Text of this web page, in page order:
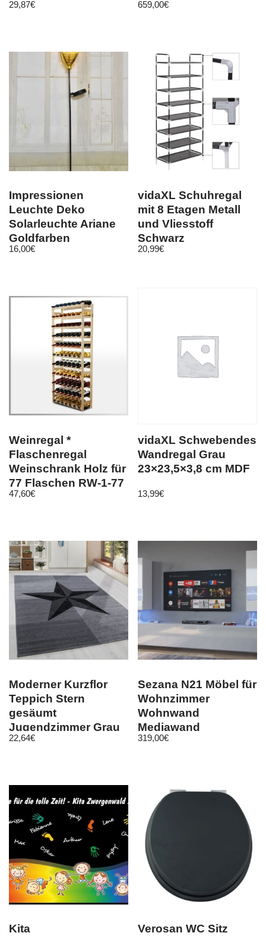
Grau Farben
29,87€ 659,00€
Impressionen
Leuchte Deko
Solarleuchte Ariane
Goldfarben
16,00€
vidaXL Schuhregal
mit 8 Etagen Metall
und Vliesstoff
Schwarz
20,99€
Weinregal *
Flaschenregal
Weinschrank Holz für
77 Flaschen RW-1-77
/3 FARBEN
47,60€
vidaXL Schwebendes
Wandregal Grau
23×23,5×3,8 cm MDF
13,99€
Moderner Kurzflor
Teppich Stern
gesäumt
Jugendzimmer Grau
Schwarz Meliert
22,64€
Sezana N21 Möbel für
Wohnzimmer
Wohnwand
Mediawand
Schrankwand
319,00€
Kita
Verosan WC Sitz